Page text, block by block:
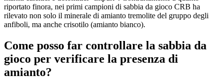
riportato finora, nei primi campioni di sabbia da gioco CRB ha
rilevato non solo il minerale di amianto tremolite del gruppo degli
anfiboli, ma anche crisotilo (amianto bianco).
Come posso far controllare la sabbia da
gioco per verificare la presenza di
amianto?